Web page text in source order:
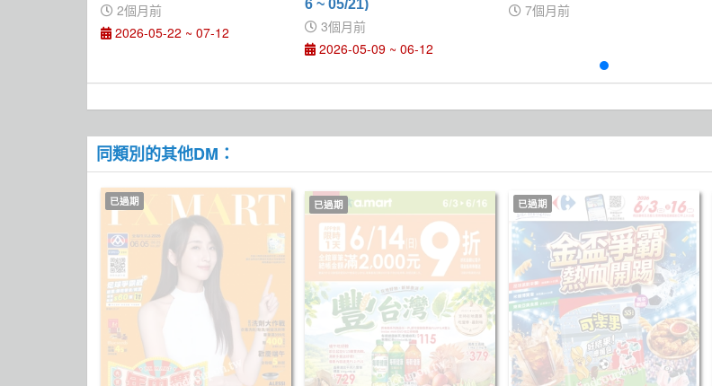
2個月前
2026-05-22 ~ 07-12
6 ~ 05/21)
3個月前
2026-05-09 ~ 06-12
7個月前
同類別的其他DM：
已過期 已過期 已過期